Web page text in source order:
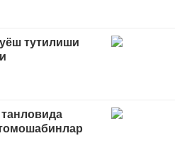
тутилиши
танловида